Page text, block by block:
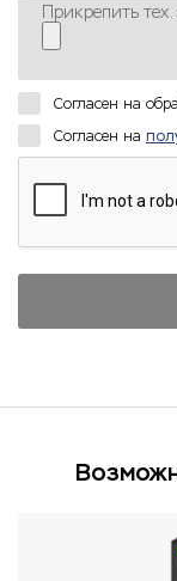
Прикрепить
Согласен на
Согласен на